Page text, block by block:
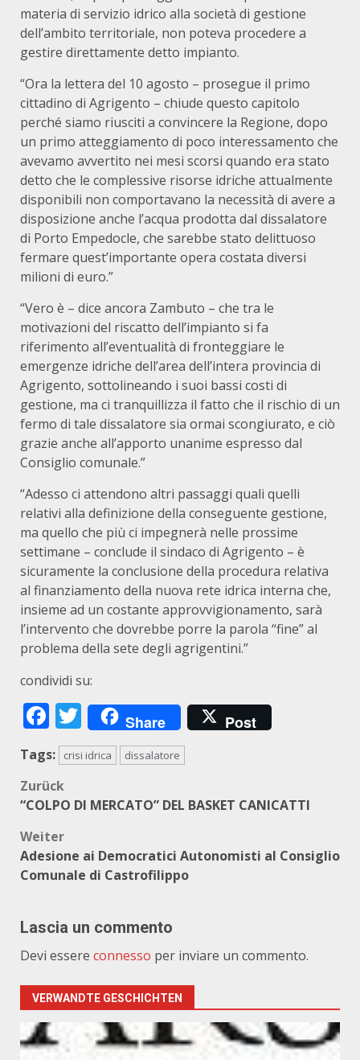
materia di servizio idrico alla società di gestione
dell’ambito territoriale, non poteva procedere a
gestire direttamente detto impianto.
“Ora la lettera del 10 agosto – prosegue il primo
cittadino di Agrigento – chiude questo capitolo
perché siamo riusciti a convincere la Regione, dopo
un primo atteggiamento di poco interessamento che
avevamo avvertito nei mesi scorsi quando era stato
detto che le complessive risorse idriche attualmente
disponibili non comportavano la necessità di avere a
disposizione anche l’acqua prodotta dal dissalatore
di Porto Empedocle, che sarebbe stato delittuoso
fermare quest’importante opera costata diversi
milioni di euro.”
“Vero è – dice ancora Zambuto – che tra le
motivazioni del riscatto dell’impianto si fa
riferimento all’eventualità di fronteggiare le
emergenze idriche dell’area dell’intera provincia di
Agrigento, sottolineando i suoi bassi costi di
gestione, ma ci tranquillizza il fatto che il rischio di un
fermo di tale dissalatore sia ormai scongiurato, e ciò
grazie anche all’apporto unanime espresso dal
Consiglio comunale.”
“Adesso ci attendono altri passaggi quali quelli
relativi alla definizione della conseguente gestione,
ma quello che più ci impegnerà nelle prossime
settimane – conclude il sindaco di Agrigento – è
sicuramente la conclusione della procedura relativa
al finanziamento della nuova rete idrica interna che,
insieme ad un costante approvvigionamento, sarà
l’intervento che dovrebbe porre la parola “fine” al
problema della sete degli agrigentini.”
condividi su:
Facebook
Twitter
Share Post
Tags: crisi idrica dissalatore
Beitragsnavigation
Zurück
“COLPO DI MERCATO” DEL BASKET CANICATTI
Weiter
Adesione ai Democratici Autonomisti al Consiglio
Comunale di Castrofilippo
Lascia un commento
Devi essere connesso per inviare un commento.
VERWANDTE GESCHICHTEN